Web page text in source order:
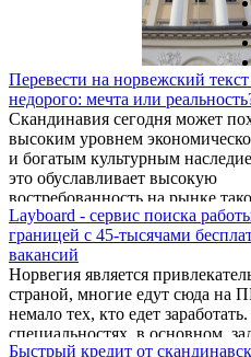
верховного
вопросам
принят текст
сложившейся
нансеновский
пересечении
Перевести на норвежский
недорого: мечта или
Скандинавия сегодня может
высоким уровнем
и богатым культурным
это обуславливает высокую
востребованность на рынке
как «перевод текста на
переводов Littera24 - настоящая
выручалочка для научно-
сотрудников, студентов,
бизнесменов всего мира. Здесь
перевести на норвежский
юридической тематикой. Речь
Layboard - сервис поиска
границей с 45-тысячами
вакансий
Норвегия является
страной, многие едут сюда на
немало тех, кто едет
специальностях, в основном,
мигранты. Как и во многих
Быстрый кредит от